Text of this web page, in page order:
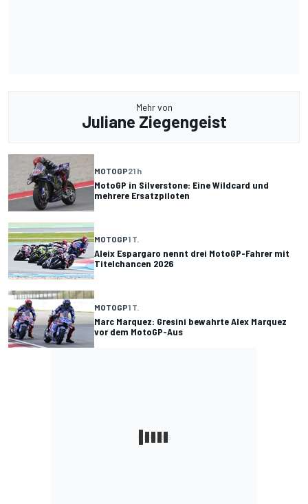
Mehr von
Juliane Ziegengeist
MOTOGP21 h
MotoGP in Silverstone: Eine Wildcard und
mehrere Ersatzpiloten
MOTOGP1 T.
Aleix Espargaro nennt drei MotoGP-Fahrer mit
Titelchancen 2026
MOTOGP1 T.
Marc Marquez: Gresini bewahrte Alex Marquez
vor dem MotoGP-Aus